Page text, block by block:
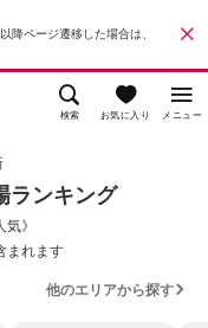
降ページ遷移した場合は、
検索 お気に入り メニュー
ランキング
》
まれます
他のエリアから探す